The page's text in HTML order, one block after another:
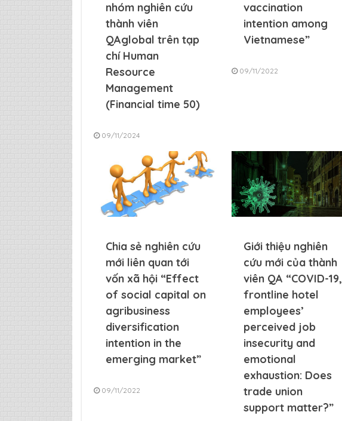
nhóm nghiên cứu
thành viên
QAglobal trên tạp
chí Human
Resource
Management
(Financial time 50)
09/11/2024
vaccination
intention among
Vietnamese”
09/11/2022
Chia sẻ nghiên cứu
mới liên quan tới
vốn xã hội “Effect
of social capital on
agribusiness
diversification
intention in the
emerging market”
09/11/2022
Giới thiệu nghiên
cứu mới của thành
viên QA “COVID-19,
frontline hotel
employees’
perceived job
insecurity and
emotional
exhaustion: Does
trade union
support matter?”